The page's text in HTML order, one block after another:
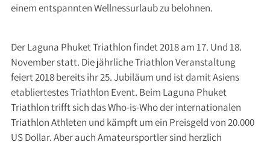
einem entspannten Wellnessurlaub zu belohnen.
Der Laguna Phuket Triathlon findet 2018 am 17. Und 18.
November statt. Die jährliche Triathlon Veranstaltung
feiert 2018 bereits ihr 25. Jubiläum und ist damit Asiens
etabliertestes Triathlon Event. Beim Laguna Phuket
Triathlon trifft sich das Who-is-Who der internationalen
Triathlon Athleten und kämpft um ein Preisgeld von 20.000
US Dollar. Aber auch Amateursportler sind herzlich